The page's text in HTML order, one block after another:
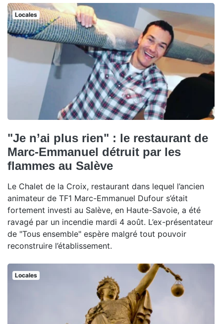
Locales
"Je n’ai plus rien" : le restaurant de
Marc-Emmanuel détruit par les
flammes au Salève
Le Chalet de la Croix, restaurant dans lequel l’ancien
animateur de TF1 Marc-Emmanuel Dufour s’était
fortement investi au Salève, en Haute-Savoie, a été
ravagé par un incendie mardi 4 août. L’ex-présentateur
de "Tous ensemble" espère malgré tout pouvoir
reconstruire l’établissement.
Locales